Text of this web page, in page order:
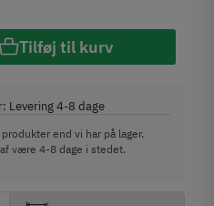
Tilføj til kurv
Levering 4-8 dage
end vi har på lager.
være 4-8 dage i stedet.